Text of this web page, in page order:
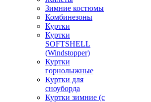
Зимние костюмы
Комбинезоны
Куртки
Куртки
SOFTSHELL
(Windstopper)
Куртки
горнолыжные
Куртки для
сноуборда
Куртки зимние (с